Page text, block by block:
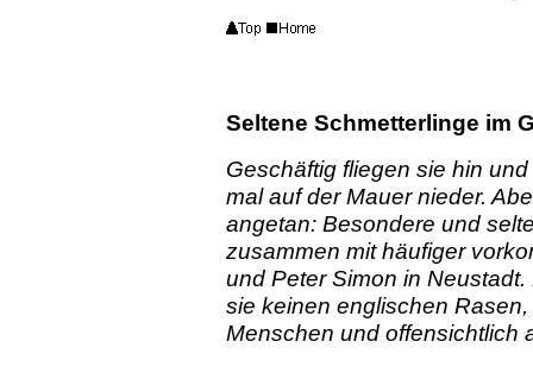
Seltene Schmetterlinge im
Geschäftig fliegen sie hin
mal auf der Mauer nieder.
angetan: Besondere und
zusammen mit häufiger
und Peter Simon in
sie keinen englischen
Menschen und offensichtlich